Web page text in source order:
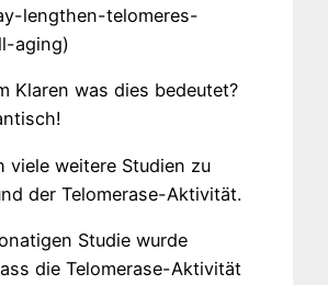
lengthen-telomeres-
aging)
Klaren was dies bedeutet?
viele weitere Studien zu
der Telomerase-Aktivität.
Studie wurde
die Telomerase-Aktivität